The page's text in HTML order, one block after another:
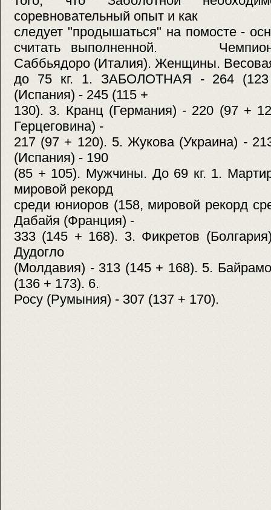
соревновательный опыт и как
следует "продышаться" на помосте -
считать выполненной.
Саббьядоро (Италия). Женщины.
до 75 кг. 1. ЗАБОЛОТНАЯ - 264 (123
(Испания) - 245 (115 +
130). 3. Кранц (Германия) - 220 (97 +
Герцеговина) -
217 (97 + 120). 5. Жукова (Украина) -
(Испания) - 190
(85 + 105). Мужчины. До 69 кг. 1.
мировой рекорд
среди юниоров (158, мировой рекорд
Дабайя (Франция) -
333 (145 + 168). 3. Фикретов
Дудогло
(Молдавия) - 313 (145 + 168). 5.
(136 + 173). 6.
Росу (Румыния) - 307 (137 + 170).